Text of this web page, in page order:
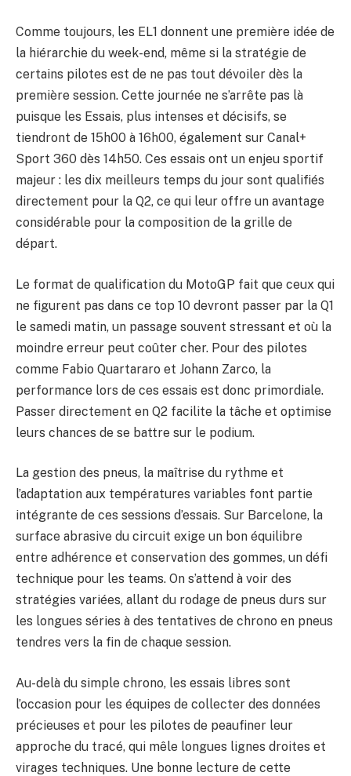
Comme toujours, les EL1 donnent une première idée de
la hiérarchie du week-end, même si la stratégie de
certains pilotes est de ne pas tout dévoiler dès la
première session. Cette journée ne s’arrête pas là
puisque les Essais, plus intenses et décisifs, se
tiendront de 15h00 à 16h00, également sur Canal+
Sport 360 dès 14h50. Ces essais ont un enjeu sportif
majeur : les dix meilleurs temps du jour sont qualifiés
directement pour la Q2, ce qui leur offre un avantage
considérable pour la composition de la grille de
départ.
Le format de qualification du MotoGP fait que ceux qui
ne figurent pas dans ce top 10 devront passer par la Q1
le samedi matin, un passage souvent stressant et où la
moindre erreur peut coûter cher. Pour des pilotes
comme Fabio Quartararo et Johann Zarco, la
performance lors de ces essais est donc primordiale.
Passer directement en Q2 facilite la tâche et optimise
leurs chances de se battre sur le podium.
La gestion des pneus, la maîtrise du rythme et
l’adaptation aux températures variables font partie
intégrante de ces sessions d’essais. Sur Barcelone, la
surface abrasive du circuit exige un bon équilibre
entre adhérence et conservation des gommes, un défi
technique pour les teams. On s’attend à voir des
stratégies variées, allant du rodage de pneus durs sur
les longues séries à des tentatives de chrono en pneus
tendres vers la fin de chaque session.
Au-delà du simple chrono, les essais libres sont
l’occasion pour les équipes de collecter des données
précieuses et pour les pilotes de peaufiner leur
approche du tracé, qui mêle longues lignes droites et
virages techniques. Une bonne lecture de cette